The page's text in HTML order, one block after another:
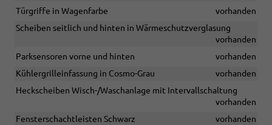
Türgriffe in Wagenfarbe
vorhanden
Scheiben seitlich und hinten in Wärmeschutzverglasung
vorhanden
Parksensoren vorne und hinten
vorhanden
Kühlergrilleinfassung in Cosmo-Grau
vorhanden
Heckscheiben Wisch-/Waschanlage mit Intervallschaltung
vorhanden
Fensterschachtleisten Schwarz
vorhanden